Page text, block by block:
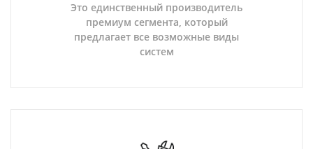
Это единственный производитель
премиум сегмента, который
предлагает все возможные виды
систем